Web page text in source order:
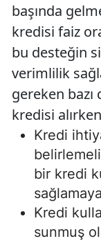
başında
kredisi faiz
bu desteğin
verimlilik
gereken
kredisi
Kredi
bir kredi
Kredi
sunmuş